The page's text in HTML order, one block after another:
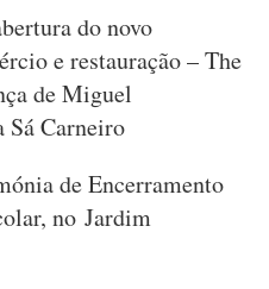
do novo
e restauração – The
de Miguel
Sá Carneiro
de Encerramento
no Jardim